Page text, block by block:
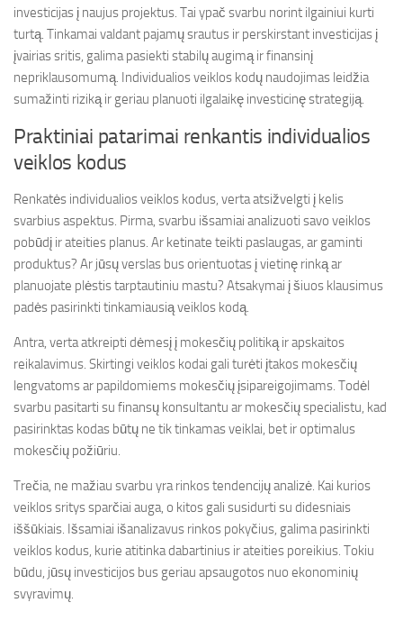
investicijas į naujus projektus. Tai ypač svarbu norint ilgainiui kurti
turtą. Tinkamai valdant pajamų srautus ir perskirstant investicijas į
įvairias sritis, galima pasiekti stabilų augimą ir finansinį
nepriklausomumą. Individualios veiklos kodų naudojimas leidžia
sumažinti riziką ir geriau planuoti ilgalaikę investicinę strategiją.
Praktiniai patarimai renkantis individualios
veiklos kodus
Renkatės individualios veiklos kodus, verta atsižvelgti į kelis
svarbius aspektus. Pirma, svarbu išsamiai analizuoti savo veiklos
pobūdį ir ateities planus. Ar ketinate teikti paslaugas, ar gaminti
produktus? Ar jūsų verslas bus orientuotas į vietinę rinką ar
planuojate plėstis tarptautiniu mastu? Atsakymai į šiuos klausimus
padės pasirinkti tinkamiausią veiklos kodą.
Antra, verta atkreipti dėmesį į mokesčių politiką ir apskaitos
reikalavimus. Skirtingi veiklos kodai gali turėti įtakos mokesčių
lengvatoms ar papildomiems mokesčių įsipareigojimams. Todėl
svarbu pasitarti su finansų konsultantu ar mokesčių specialistu, kad
pasirinktas kodas būtų ne tik tinkamas veiklai, bet ir optimalus
mokesčių požiūriu.
Trečia, ne mažiau svarbu yra rinkos tendencijų analizė. Kai kurios
veiklos sritys sparčiai auga, o kitos gali susidurti su didesniais
iššūkiais. Išsamiai išanalizavus rinkos pokyčius, galima pasirinkti
veiklos kodus, kurie atitinka dabartinius ir ateities poreikius. Tokiu
būdu, jūsų investicijos bus geriau apsaugotos nuo ekonominių
svyravimų.